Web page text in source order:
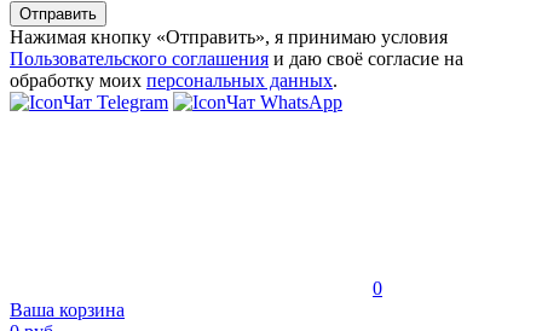
Отправить
Нажимая кнопку «Отправить», я принимаю условия
Пользовательского соглашения и даю своё согласие на
обработку моих персональных данных.
Чат Telegram
Чат WhatsApp
0
Ваша корзина